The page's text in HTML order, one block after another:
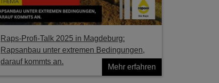
Raps-Profi-Talk 2025 in Magdeburg:
Rapsanbau unter extremen Bedingungen,
darauf kommts an.
Mehr erfahren